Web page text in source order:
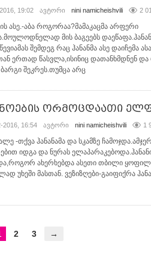
19:02 ავტორი nini namicheishvili 2
ასე.-აბა როგორაა?მამაკაცმა არფერი
მის ბაგეებს
შემდეგ რაც ჰანანმა ასე დაიჩემა
ერთად წასვლა,ისინიც დათანხმდნენ და
შეკრეს.თუმცა არც
ორმოცდაათი
2016, 16:54 ავტორი nini namicheishvili 1
-თქვა ჰანანამა და სკამზე
იდგა და ნურას
ახერხებდა ასეთი თბილი
უხეში მასთან. ვეზიზღები-გაიფიქრა
2 3 →